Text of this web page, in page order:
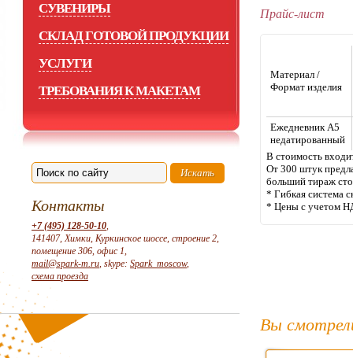
СУВЕНИРЫ
СКЛАД ГОТОВОЙ ПРОДУКЦИИ
УСЛУГИ
ТРЕБОВАНИЯ К МАКЕТАМ
Контакты
+7 (495) 128-50-10,
141407, Химки, Куркинское шоссе, строение 2,
помещение 306, офис 1,
mail@spark-m.ru, skype: Spark_moscow,
схема проезда
Прайс-лист
Материал /
Формат изделия
Ежедневник А5
недатированный
В стоимость
От 300 штук
больший тираж
* Гибкая система
* Цены с учетом
Вы